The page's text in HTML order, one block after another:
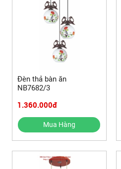
Đèn thả bàn ăn
NB7682/3
1.360.000đ
Mua Hàng